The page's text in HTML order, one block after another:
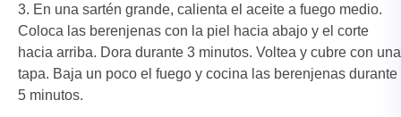
En una sartén grande, calienta el aceite a fuego medio.
Coloca las berenjenas con la piel hacia abajo y el corte
hacia arriba. Dora durante 3 minutos. Voltea y cubre con una
tapa. Baja un poco el fuego y cocina las berenjenas durante
5 minutos.